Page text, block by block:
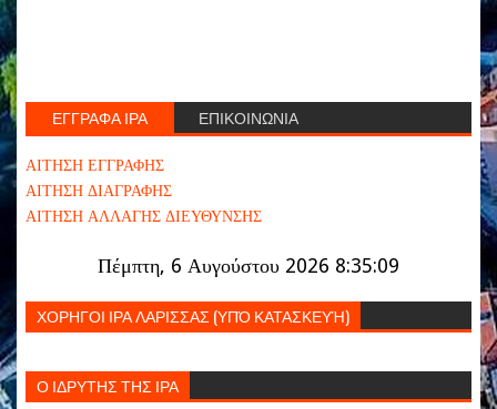
ΕΓΓΡΑΦΑ ΙΡΑ ΕΠΙΚΟΙΝΩΝΙΑ
ΑΙΤΗΣΗ ΕΓΓΡΑΦΗΣ
ΑΙΤΗΣΗ ΔΙΑΓΡΑΦΗΣ
ΑΙΤΗΣΗ ΑΛΛΑΓΗΣ ΔΙΕΥΘΥΝΣΗΣ
Πέμπτη, 6 Αυγούστου 2026 8:35:09
ΧΟΡΗΓΟΙ ΙΡΑ ΛΑΡΙΣΣΑΣ (ΥΠΌ ΚΑΤΑΣΚΕΥΉ)
Ο ΙΔΡΥΤΗΣ ΤΗΣ ΙΡΑ